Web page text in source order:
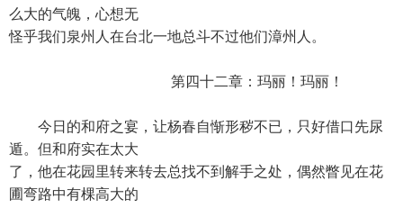
么大的气魄，心想无
怪乎我们泉州人在台北一地总斗不过他们漳州人。
第四十二章：玛丽！玛丽！
今日的和府之宴，让杨春自惭形秽不已，只好借口先尿
遁。但和府实在太大
了，他在花园里转来转去总找不到解手之处，偶然瞥见在花
圃弯路中有棵高大的